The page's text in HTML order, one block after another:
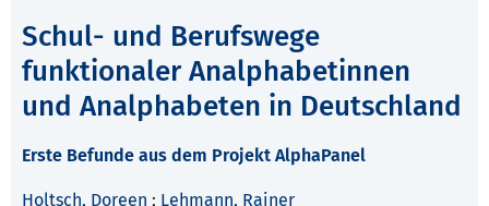
Schul- und Berufswege
funktionaler Analphabetinnen
und Analphabeten in Deutschland
Erste Befunde aus dem Projekt AlphaPanel
Holtsch, Doreen ; Lehmann, Rainer